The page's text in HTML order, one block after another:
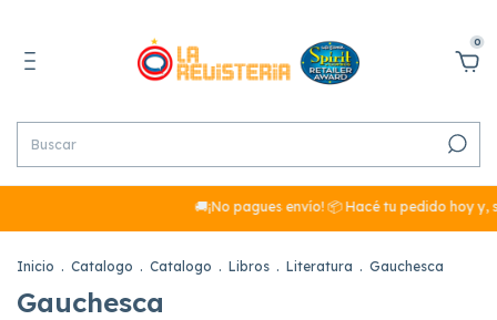
0
🚚¡No pagues envío! 📦 Hacé tu pedido hoy
Inicio . Catalogo . Catalogo . Libros . Literatura . Gauchesca
Gauchesca